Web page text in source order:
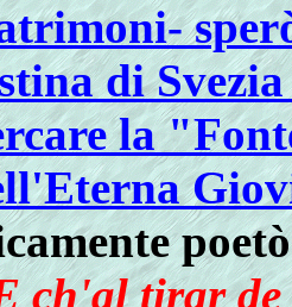
di
la
ch'al tirar